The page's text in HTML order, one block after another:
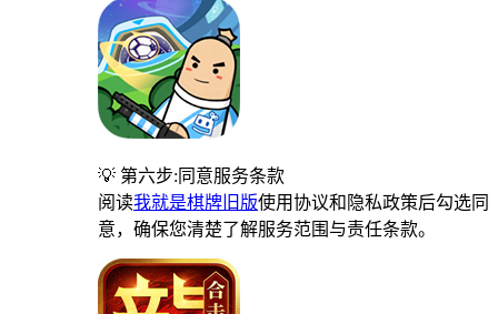
💡 第六步:同意服务条款
阅读我就是棋牌旧版使用协议和隐私政策后勾选同
意，确保您清楚了解服务范围与责任条款。